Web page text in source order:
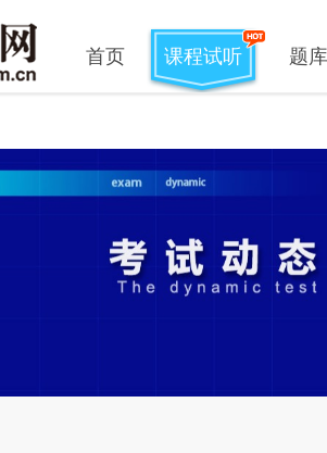
首页 课程试听 题库